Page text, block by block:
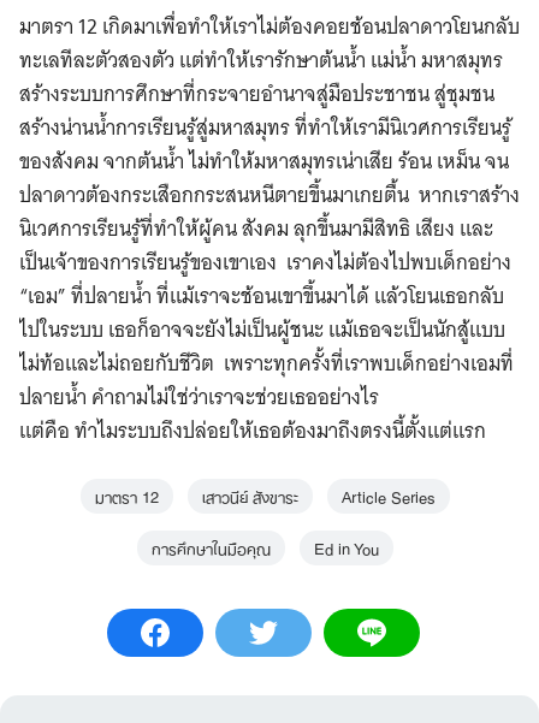
มาตรา 12 เกิดมาเพื่อทำให้เราไม่ต้องคอยช้อนปลาดาวโยนกลับ
ทะเลทีละตัวสองตัว แต่ทำให้เรารักษาต้นน้ำ แม่น้ำ มหาสมุทร
สร้างระบบการศึกษาที่กระจายอำนาจสู่มือประชาชน สู่ชุมชน
สร้างน่านน้ำการเรียนรู้สู่มหาสมุทร ที่ทำให้เรามีนิเวศการเรียนรู้
ของสังคม จากต้นน้ำ ไม่ทำให้มหาสมุทรเน่าเสีย ร้อน เหม็น จน
ปลาดาวต้องกระเสือกกระสนหนีตายขึ้นมาเกยตื้น หากเราสร้าง
นิเวศการเรียนรู้ที่ทำให้ผู้คน สังคม ลุกขึ้นมามีสิทธิ เสียง และ
เป็นเจ้าของการเรียนรู้ของเขาเอง เราคงไม่ต้องไปพบเด็กอย่าง
“เอม” ที่ปลายน้ำ ที่แม้เราจะช้อนเขาขึ้นมาได้ แล้วโยนเธอกลับ
ไปในระบบ เธอก็อาจจะยังไม่เป็นผู้ชนะ แม้เธอจะเป็นนักสู้แบบ
ไม่ท้อและไม่ถอยกับชีวิต เพราะทุกครั้งที่เราพบเด็กอย่างเอมที่
ปลายน้ำ คำถามไม่ใช่ว่าเราจะช่วยเธออย่างไร
แต่คือ ทำไมระบบถึงปล่อยให้เธอต้องมาถึงตรงนี้ตั้งแต่แรก
มาตรา 12 เสาวนีย์ สังขาระ
Article Series
การศึกษาในมือคุณ
Ed in You